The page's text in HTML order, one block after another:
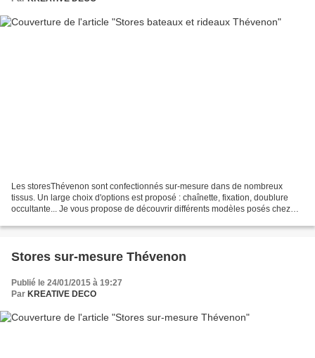
Les storesThévenon sont confectionnés sur-mesure dans de nombreux
tissus. Un large choix d'options est proposé : chaînette, fixation, doublure
occultante... Je vous propose de découvrir différents modèles posés chez
Stores sur-mesure Thévenon
Publié le 24/01/2015 à 19:27
Par KREATIVE DECO